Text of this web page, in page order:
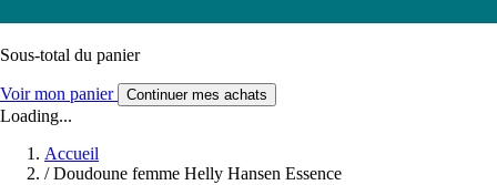
Sous-total du panier
Voir mon panier Continuer mes achats
Loading...
Accueil
/ Doudoune femme Helly Hansen Essence